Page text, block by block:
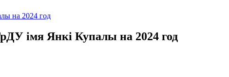
імя Янкі Купалы на 2024 год